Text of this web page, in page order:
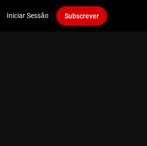
Iniciar Sessão Subscrever